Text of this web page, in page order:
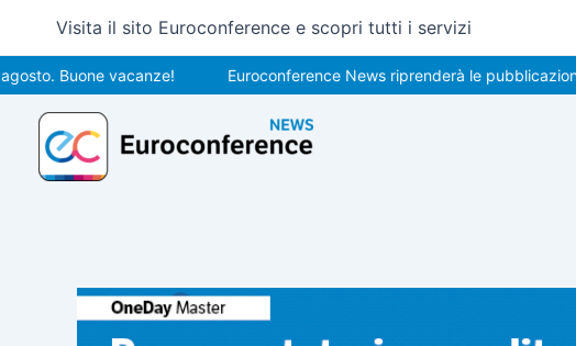
contenuto
Visita il sito Euroconference e scopri tutti i servizi
vacanze! Euroconference News riprenderà le pubblicazioni il 31